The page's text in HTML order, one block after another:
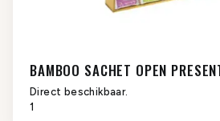
BAMBOO SACHET OPEN
Direct beschikbaar.
1